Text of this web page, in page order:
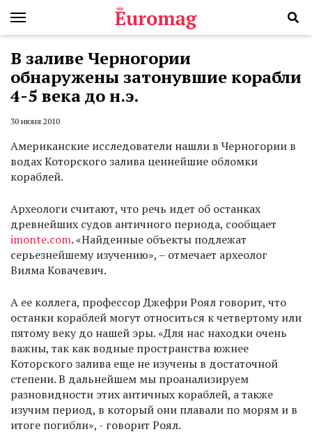
В заливе Черногории
обнаружены затонувшие корабли
4-5 века до н.э.
30 июня 2010
Американские исследователи нашли в Черногории в
водах Которского залива ценнейшие обломки
кораблей.
Археологи считают, что речь идет об останках
древнейших судов античного периода, сообщает
imonte.com. «Найденные объекты подлежат
серьезнейшему изучению», – отмечает археолог
Вилма Ковачевич.
А ее коллега, профессор Джефри Роял говорит, что
останки кораблей могут относиться к четвертому или
пятому веку до нашей эры. «Для нас находки очень
важны, так как водные пространства южнее
Которского залива еще не изучены в достаточной
степени. В дальнейшем мы проанализируем
разновидности этих античных кораблей, а также
изучим период, в который они плавали по морям и в
итоге погибли», - говорит Роял.